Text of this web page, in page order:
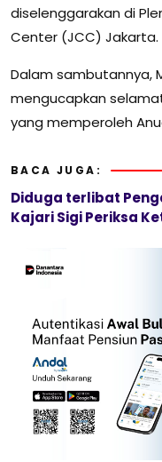
diselenggarakan di
Center (JCC) Jakarta.
Dalam sambutannya,
mengucapkan
yang memperoleh
BACA JUGA:
Diduga terlibat
Kajari Sigi Periksa